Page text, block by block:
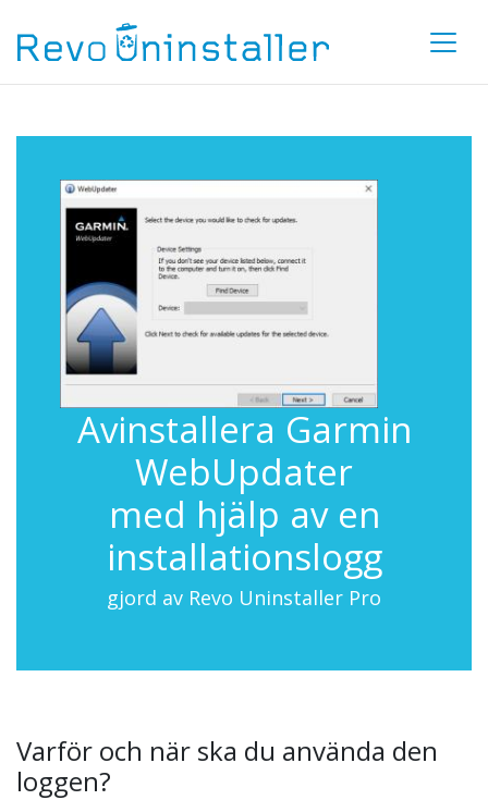
Avinstallera Garmin
WebUpdater
med hjälp av en
installationslogg
gjord av Revo Uninstaller Pro
Varför och när ska du använda den
loggen?